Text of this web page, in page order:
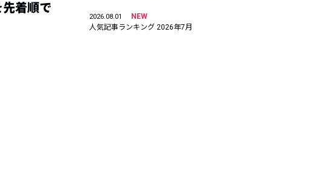
着順で
2026.08.01
NEW
人気記事ランキング 2026年7月